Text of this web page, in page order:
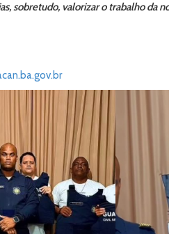
sobretudo, valorizar o trabalho da